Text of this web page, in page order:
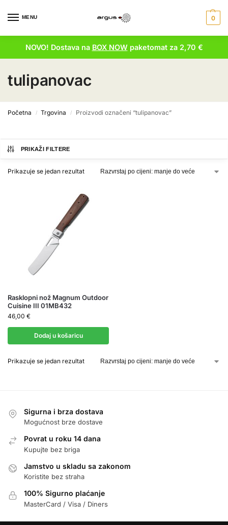
MENU 0
NOVO! Dostava na BOX NOWpaketomat za 2,70 €
tulipanovac
Početna / Trgovina / Proizvodi označeni “tulipanovac”
PRIKAŽI FILTERE
Prikazuje se jedan rezultat
Rasklopni nož Magnum Outdoor
Cuisine III 01MB432
46,00 €
Dodaj u košaricu
Prikazuje se jedan rezultat
Sigurna i brza dostava
Mogućnost brze dostave
Povrat u roku 14 dana
Kupujte bez briga
Jamstvo u skladu sa zakonom
Koristite bez straha
100% Sigurno plaćanje
MasterCard / Visa / Diners